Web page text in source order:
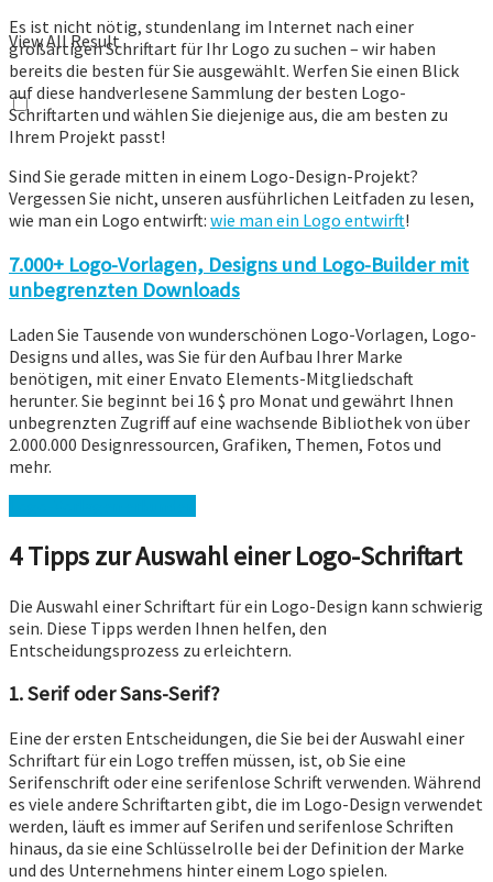
View All Result
Es ist nicht nötig, stundenlang im Internet nach einer
großartigen Schriftart für Ihr Logo zu suchen – wir haben
bereits die besten für Sie ausgewählt. Werfen Sie einen Blick
auf diese handverlesene Sammlung der besten Logo-
Schriftarten und wählen Sie diejenige aus, die am besten zu
Ihrem Projekt passt!
Sind Sie gerade mitten in einem Logo-Design-Projekt?
Vergessen Sie nicht, unseren ausführlichen Leitfaden zu lesen,
wie man ein Logo entwirft: wie man ein Logo entwirft!
7.000+ Logo-Vorlagen, Designs und Logo-Builder mit
unbegrenzten Downloads
Laden Sie Tausende von wunderschönen Logo-Vorlagen, Logo-
Designs und alles, was Sie für den Aufbau Ihrer Marke
benötigen, mit einer Envato Elements-Mitgliedschaft
herunter. Sie beginnt bei 16 $ pro Monat und gewährt Ihnen
unbegrenzten Zugriff auf eine wachsende Bibliothek von über
2.000.000 Designressourcen, Grafiken, Themen, Fotos und
mehr.
4 Tipps zur Auswahl einer Logo-Schriftart
Die Auswahl einer Schriftart für ein Logo-Design kann schwierig
sein. Diese Tipps werden Ihnen helfen, den
Entscheidungsprozess zu erleichtern.
1. Serif oder Sans-Serif?
Eine der ersten Entscheidungen, die Sie bei der Auswahl einer
Schriftart für ein Logo treffen müssen, ist, ob Sie eine
Serifenschrift oder eine serifenlose Schrift verwenden. Während
es viele andere Schriftarten gibt, die im Logo-Design verwendet
werden, läuft es immer auf Serifen und serifenlose Schriften
hinaus, da sie eine Schlüsselrolle bei der Definition der Marke
und des Unternehmens hinter einem Logo spielen.